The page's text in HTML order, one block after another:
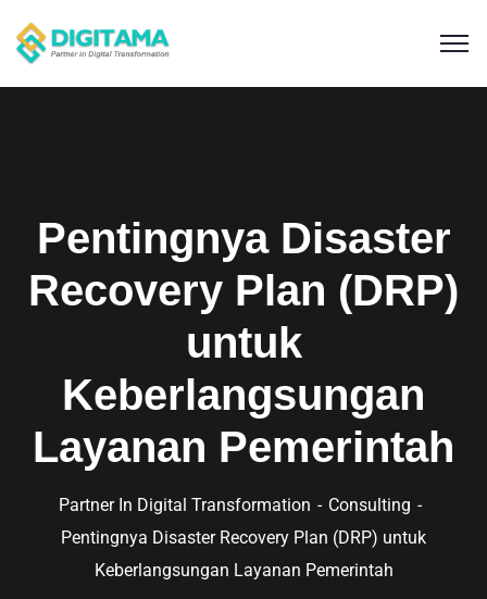
Pentingnya Disaster
Recovery Plan (DRP)
untuk
Keberlangsungan
Layanan Pemerintah
Partner In Digital Transformation
Consulting
Pentingnya Disaster Recovery Plan (DRP) untuk
Keberlangsungan Layanan Pemerintah